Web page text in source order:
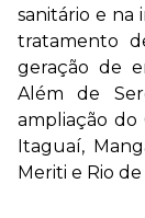
sanitário e na
tratamento
geração de
Além de
ampliação do
Itaguaí,
Meriti e Rio de